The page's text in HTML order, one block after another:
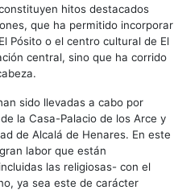
hitos destacados
que ha permitido incorporar
Pósito o el centro cultural de El
central, sino que ha corrido
sido llevadas a cabo por
la Casa-Palacio de los Arce y
de Alcalá de Henares. En este
labor que están
las religiosas- con el
ya sea este de carácter